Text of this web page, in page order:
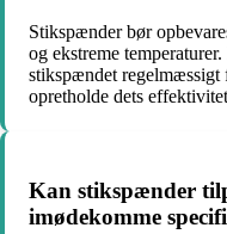
Stikspænder bør
og ekstreme
stikspændet
opretholde dets
Kan stikspænder
imødekomme